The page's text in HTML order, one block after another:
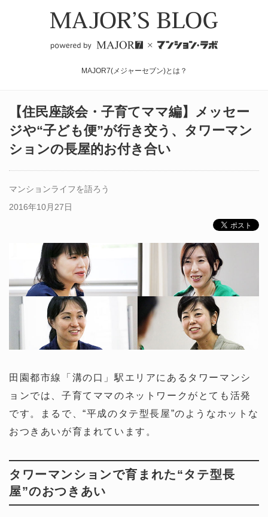
MAJOR7(メジャーセブン)とは？
【住民座談会・子育てママ編】メッセー
ジや“子ども便”が行き交う、タワーマン
ションの長屋的お付き合い
マンションライフを語ろう
2016年10月27日
田園都市線「溝の口」駅エリアにあるタワーマンシ
ョンでは、子育てママのネットワークがとても活発
です。まるで、“平成のタテ型長屋”のようなホットな
おつきあいが育まれています。
タワーマンションで育まれた“タテ型長
屋”のおつきあい